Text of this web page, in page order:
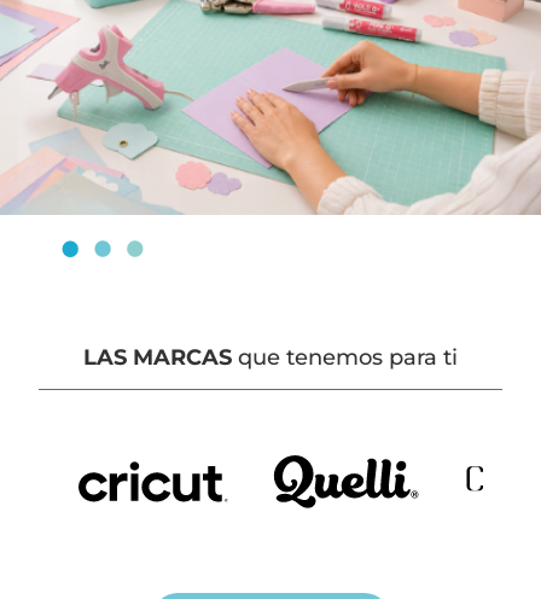
LAS MARCAS que tenemos para ti